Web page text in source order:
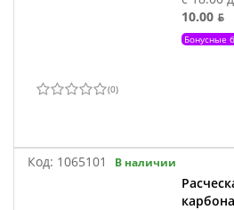
10.00 ƃ
Бонусные
(0)
Код: 1065101 В наличии